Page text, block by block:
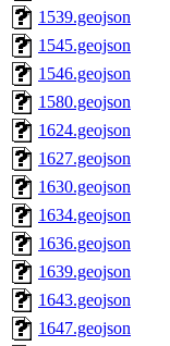
1539.geojson
1545.geojson
1546.geojson
1580.geojson
1624.geojson
1627.geojson
1630.geojson
1634.geojson
1636.geojson
1639.geojson
1643.geojson
1647.geojson